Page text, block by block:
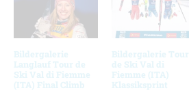
Bildergalerie
Langlauf Tour de
Ski Val di Fiemme
(ITA) Final Climb
Bildergalerie Tour
de Ski Val di
Fiemme (ITA)
Klassiksprint